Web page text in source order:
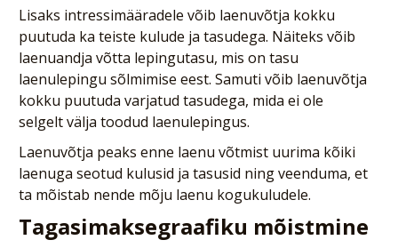
Lisaks intressimääradele võib laenuvõtja kokku
puutuda ka teiste kulude ja tasudega. Näiteks võib
laenuandja võtta lepingutasu, mis on tasu
laenulepingu sõlmimise eest. Samuti võib laenuvõtja
kokku puutuda varjatud tasudega, mida ei ole
selgelt välja toodud laenulepingus.
Laenuvõtja peaks enne laenu võtmist uurima kõiki
laenuga seotud kulusid ja tasusid ning veenduma, et
ta mõistab nende mõju laenu kogukuludele.
Tagasimaksegraafiku mõistmine